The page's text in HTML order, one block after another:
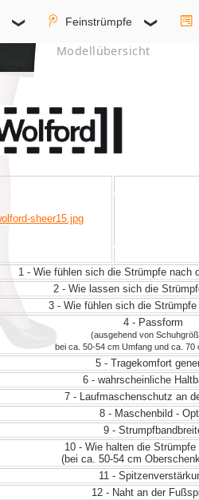
Feinstrümpfe
Modellübersicht
1 - Wie fühlen sich die Strümpfe nach
2 - Wie lassen sich die
3 - Wie fühlen sich die
4 - Passform
(ausgehend von
bei ca. 50-54 cm Umfang und ca. 70
5 - Tragekomfort
6 - wahrscheinliche
7 - Laufmaschenschutz an
8 - Maschenbild -
9 -
10 - Wie halten die Strümpfe
(bei ca. 50-54 cm
11 -
12 - Naht an der